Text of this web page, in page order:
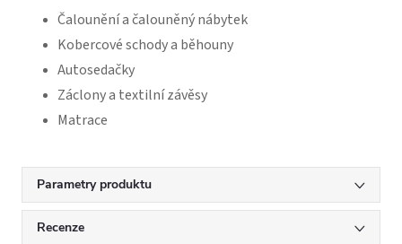
Čalounění a čalouněný nábytek
Kobercové schody a běhouny
Autosedačky
Záclony a textilní závěsy
Matrace
Parametry produktu
Recenze